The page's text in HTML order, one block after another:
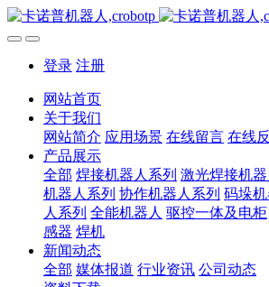
登录 注册
网站首页
关于我们
网站简介 应用场景 在线留言 在线
产品展示
全部 焊接机器人系列 激光焊接机器
机器人系列 协作机器人系列 码垛机
人系列 全能机器人 驱控一体及电柜
感器 焊机
新闻动态
全部 媒体报道 行业资讯 公司动态